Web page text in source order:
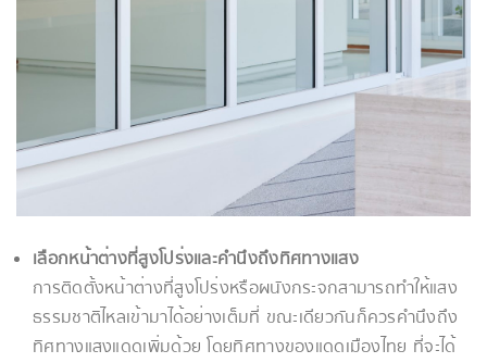
เลือกหน้าต่างที่สูงโปร่งและคำนึงถึงทิศทางแสง
การติดตั้งหน้าต่างที่สูงโปร่งหรือผนังกระจกสามารถทำให้แสง
ธรรมชาติไหลเข้ามาได้อย่างเต็มที่ ขณะเดียวกันก็ควรคำนึงถึง
ทิศทางแสงแดดเพิ่มด้วย โดยทิศทางของแดดเมืองไทย ที่จะได้